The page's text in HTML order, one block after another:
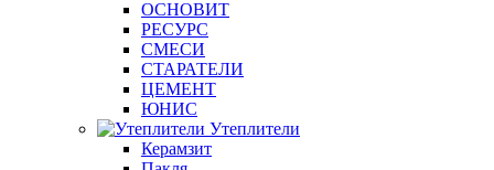
ОСНОВИТ
РЕСУРС
СМЕСИ
СТАРАТЕЛИ
ЦЕМЕНТ
ЮНИС
Утеплители
Керамзит